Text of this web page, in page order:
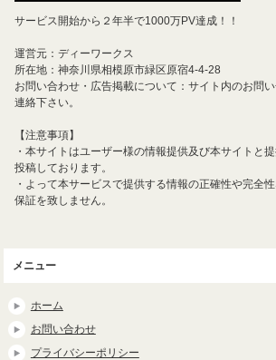
サービス開始から２年半で1000万PV達成！！
運営元：ディーワークス
所在地：神奈川県相模原市緑区原宿4-4-28
お問い合わせ・広告掲載について：サイト内のお問
連絡下さい。
【注意事項】
・本サイトはユーザー様の情報提供及び本サイトと
投稿しております。
・よって本サービスで提供する情報の正確性や完全
保証を致しません。
メニュー
ホーム
お問い合わせ
プライバシーポリシー